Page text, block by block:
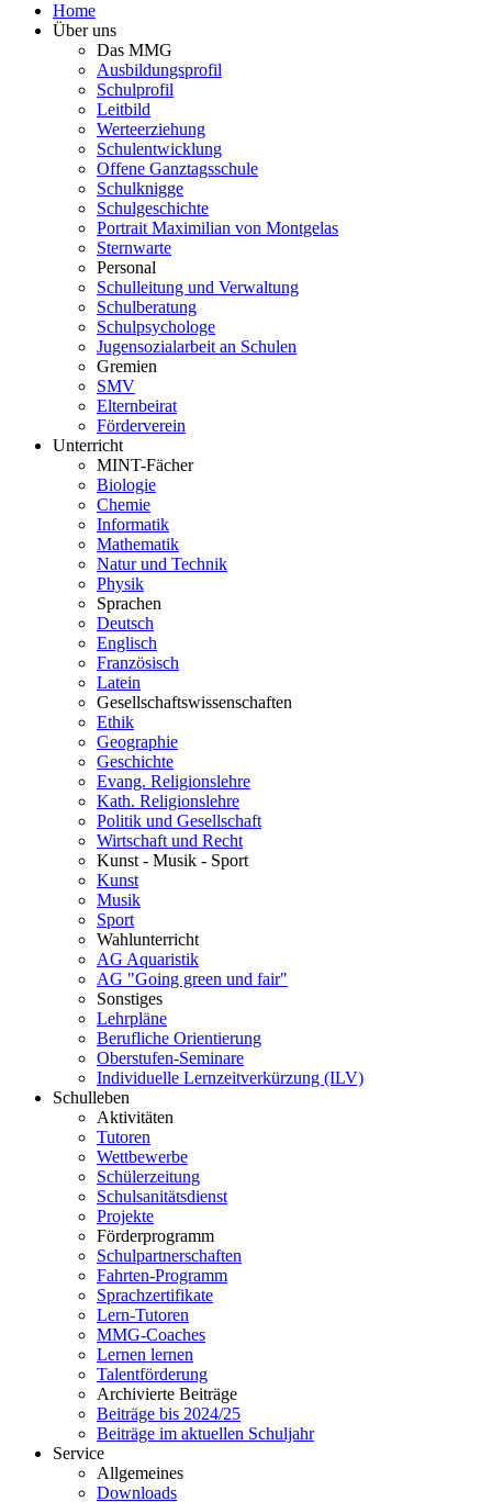
Home
Über uns
Das MMG
Ausbildungsprofil
Schulprofil
Leitbild
Werteerziehung
Schulentwicklung
Offene Ganztagsschule
Schulknigge
Schulgeschichte
Portrait Maximilian von Montgelas
Sternwarte
Personal
Schulleitung und Verwaltung
Schulberatung
Schulpsychologe
Jugensozialarbeit an Schulen
Gremien
SMV
Elternbeirat
Förderverein
Unterricht
MINT-Fächer
Biologie
Chemie
Informatik
Mathematik
Natur und Technik
Physik
Sprachen
Deutsch
Englisch
Französisch
Latein
Gesellschaftswissenschaften
Ethik
Geographie
Geschichte
Evang. Religionslehre
Kath. Religionslehre
Politik und Gesellschaft
Wirtschaft und Recht
Kunst - Musik - Sport
Kunst
Musik
Sport
Wahlunterricht
AG Aquaristik
AG "Going green und fair"
Sonstiges
Lehrpläne
Berufliche Orientierung
Oberstufen-Seminare
Individuelle Lernzeitverkürzung (ILV)
Schulleben
Aktivitäten
Tutoren
Wettbewerbe
Schülerzeitung
Schulsanitätsdienst
Projekte
Förderprogramm
Schulpartnerschaften
Fahrten-Programm
Sprachzertifikate
Lern-Tutoren
MMG-Coaches
Lernen lernen
Talentförderung
Archivierte Beiträge
Beiträge bis 2024/25
Beiträge im aktuellen Schuljahr
Service
Allgemeines
Downloads